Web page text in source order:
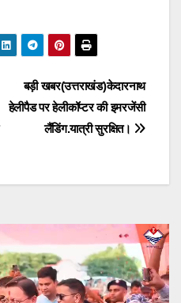
बड़ी खबर(उत्तराखंड)केदारनाथ
हेलीपैड पर हेलीकॉप्टर की इमरजेंसी
लैंडिंग.यात्री सुरक्षित।